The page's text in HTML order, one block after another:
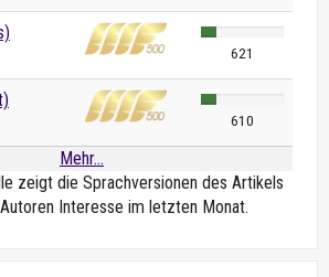
621
610
Mehr...
zeigt die Sprachversionen des Artikels
Interesse im letzten Monat.